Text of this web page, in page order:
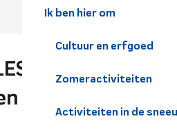
Ik ben hier om
Cultuur en erfgoed
Zomeractiviteiten
Activiteiten in de
- Eerste
Gyrocopter